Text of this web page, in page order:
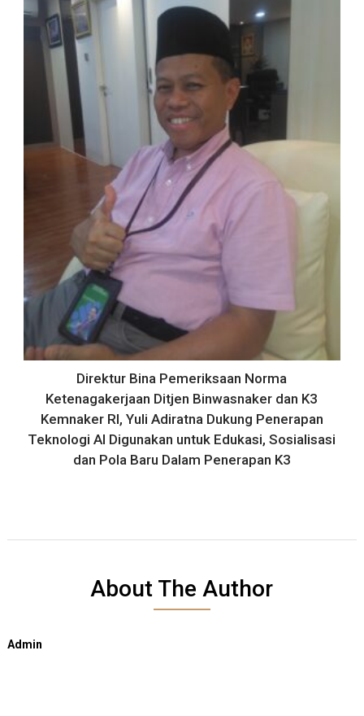
Direktur Bina Pemeriksaan Norma
Ketenagakerjaan Ditjen Binwasnaker dan K3
Kemnaker RI, Yuli Adiratna Dukung Penerapan
Teknologi AI Digunakan untuk Edukasi, Sosialisasi
dan Pola Baru Dalam Penerapan K3
About The Author
Admin